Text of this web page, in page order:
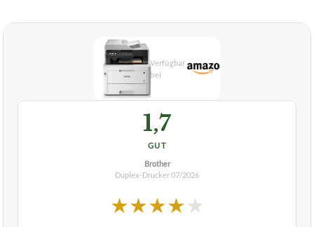
1,7
GUT
Brother
Duplex-Drucker07/2026
★★★★★